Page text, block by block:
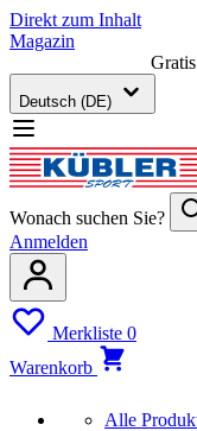
Direkt zum Inhalt
Magazin
Deutsch (DE)
Wonach suchen Sie?
Anmelden
Merkliste 0
Warenkorb
Alle